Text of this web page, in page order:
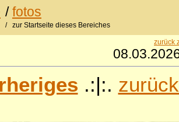
/fotos
/ zur Startseite dieses Bereiches
zurück
.:|:.